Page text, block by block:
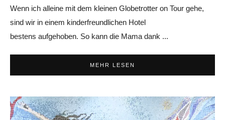
Wenn ich alleine mit dem kleinen Globetrotter on Tour gehe,
sind wir in einem kinderfreundlichen Hotel
bestens aufgehoben. So kann die Mama dank ...
MEHR LESEN